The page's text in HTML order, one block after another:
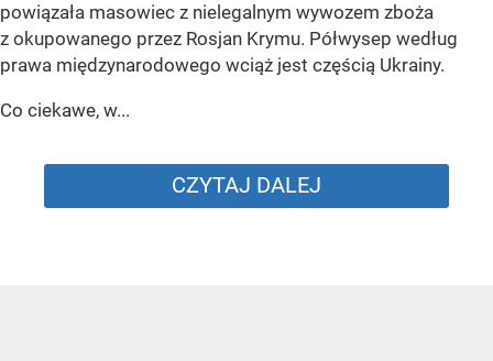
powiązała masowiec z nielegalnym wywozem zboża
z okupowanego przez Rosjan Krymu. Półwysep według
prawa międzynarodowego wciąż jest częścią Ukrainy.
Co ciekawe, w...
CZYTAJ DALEJ